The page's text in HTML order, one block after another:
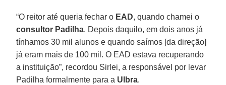
“O reitor até queria fechar o EAD, quando chamei o
consultor Padilha. Depois daquilo, em dois anos já
tínhamos 30 mil alunos e quando saímos [da direção]
já eram mais de 100 mil. O EAD estava recuperando
a instituição”, recordou Sirlei, a responsável por levar
Padilha formalmente para a Ulbra.